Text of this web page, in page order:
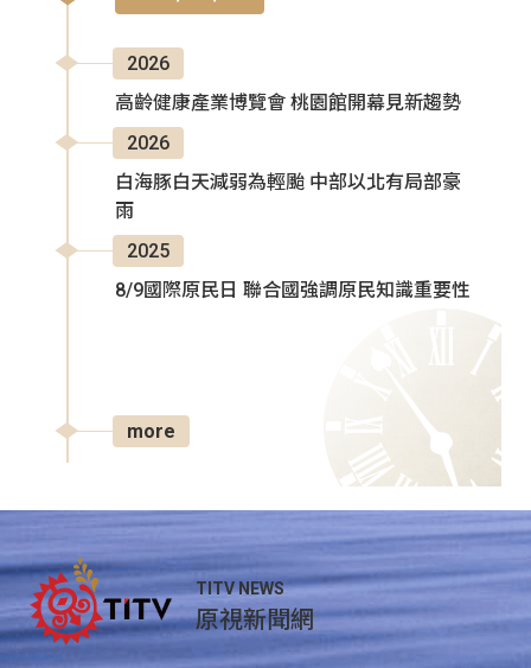
2026
高齡健康產業博覽會 桃園館開幕見新趨勢
2026
白海豚白天減弱為輕颱 中部以北有局部豪
雨
2025
8/9國際原民日 聯合國強調原民知識重要性
more
TITV NEWS
原視新聞網